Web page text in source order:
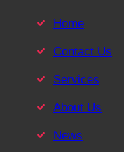
Home
Contact Us
Services
About Us
News